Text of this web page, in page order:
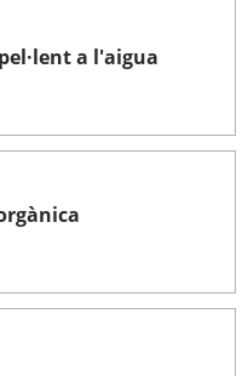
a l'aigua